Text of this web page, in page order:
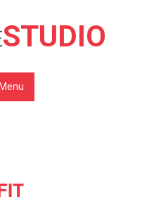
STUDIO
Menu